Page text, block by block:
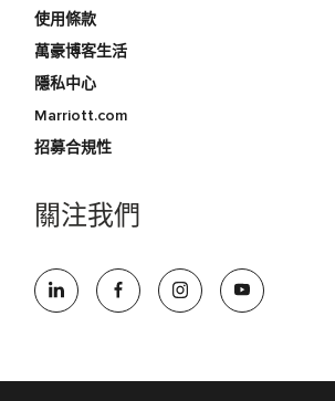
使用條款
萬豪博客生活
隱私中心
Marriott.com
招募合規性
關注我們